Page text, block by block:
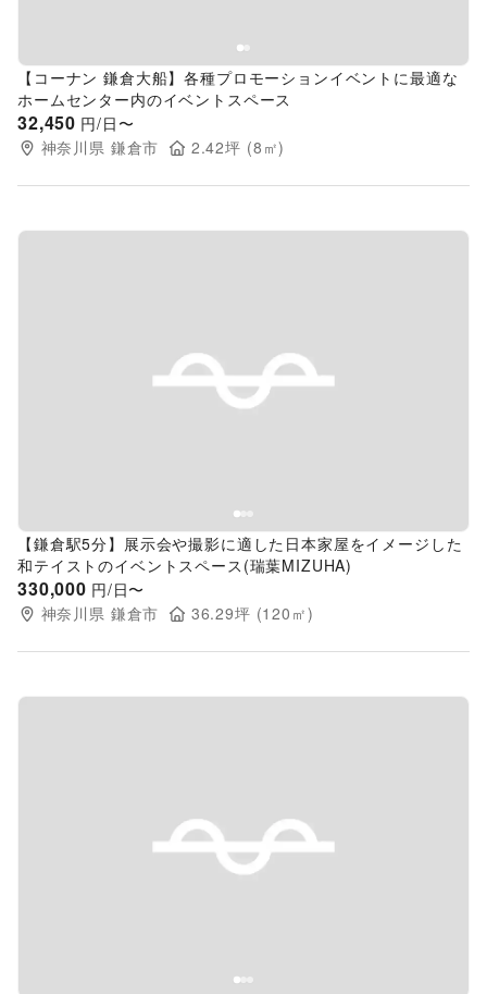
【コーナン 鎌倉大船】各種プロモーションイベントに最適な
ホームセンター内のイベントスペース
32,450 円/日〜
神奈川県 鎌倉市 2.42坪 (8 ㎡)
Previous slide
【鎌倉駅5分】展示会や撮影に適した日本家屋をイメージした
和テイストのイベントスペース(瑞葉MIZUHA)
330,000 円/日〜
神奈川県 鎌倉市 36.29坪 (120 ㎡)
Previous slide